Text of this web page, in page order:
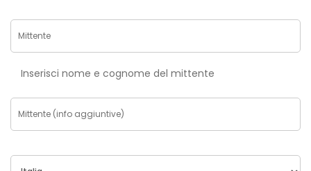
Inserisci nome e cognome del mittente